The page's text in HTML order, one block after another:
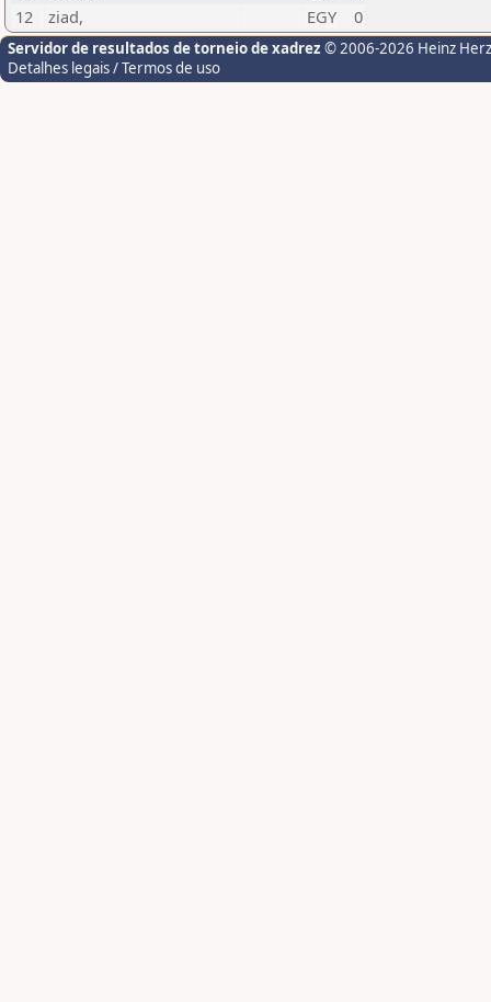
12
ziad, EGY 0
Servidor de resultados de torneio de xadrez © 2006-2026 Heinz
Detalhes legais / Termos de uso